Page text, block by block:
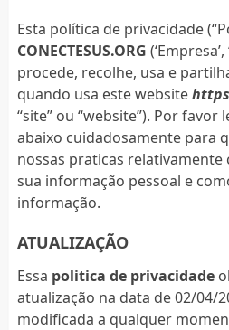
Esta política de privacidade
CONECTESUS.ORG (‘Empresa’,
procede, recolhe, usa e
quando usa este website
“site” ou “website”). Por favor
abaixo cuidadosamente para
nossas praticas relativamente
sua informação pessoal e
informação.
ATUALIZAÇÃO
Essa politica de privacidade
atualização na data de 02/04/
modificada a qualquer